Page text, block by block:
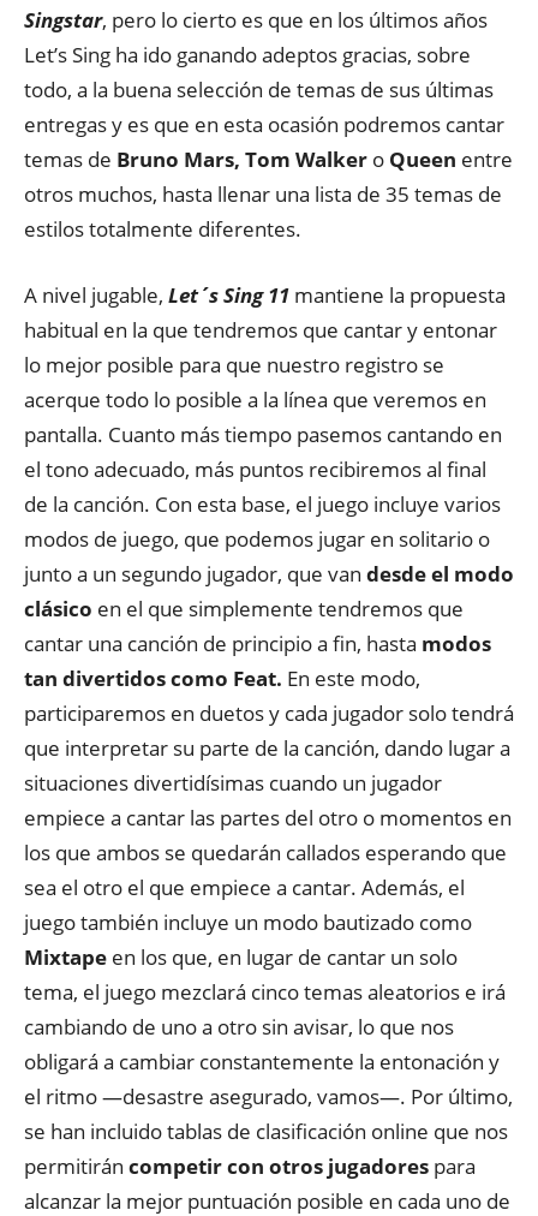
Singstar, pero lo cierto es que en los últimos años
Let’s Sing ha ido ganando adeptos gracias, sobre
todo, a la buena selección de temas de sus últimas
entregas y es que en esta ocasión podremos cantar
temas de Bruno Mars, Tom Walker o Queen entre
otros muchos, hasta llenar una lista de 35 temas de
estilos totalmente diferentes.
A nivel jugable, Let´s Sing 11 mantiene la propuesta
habitual en la que tendremos que cantar y entonar
lo mejor posible para que nuestro registro se
acerque todo lo posible a la línea que veremos en
pantalla. Cuanto más tiempo pasemos cantando en
el tono adecuado, más puntos recibiremos al final
de la canción. Con esta base, el juego incluye varios
modos de juego, que podemos jugar en solitario o
junto a un segundo jugador, que van desde el modo
clásico en el que simplemente tendremos que
cantar una canción de principio a fin, hasta modos
tan divertidos como Feat. En este modo,
participaremos en duetos y cada jugador solo tendrá
que interpretar su parte de la canción, dando lugar a
situaciones divertidísimas cuando un jugador
empiece a cantar las partes del otro o momentos en
los que ambos se quedarán callados esperando que
sea el otro el que empiece a cantar. Además, el
juego también incluye un modo bautizado como
Mixtape en los que, en lugar de cantar un solo
tema, el juego mezclará cinco temas aleatorios e irá
cambiando de uno a otro sin avisar, lo que nos
obligará a cambiar constantemente la entonación y
el ritmo —desastre asegurado, vamos—. Por último,
se han incluido tablas de clasificación online que nos
permitirán competir con otros jugadores para
alcanzar la mejor puntuación posible en cada uno de